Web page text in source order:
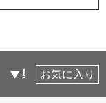
製品仕様
お気に入り